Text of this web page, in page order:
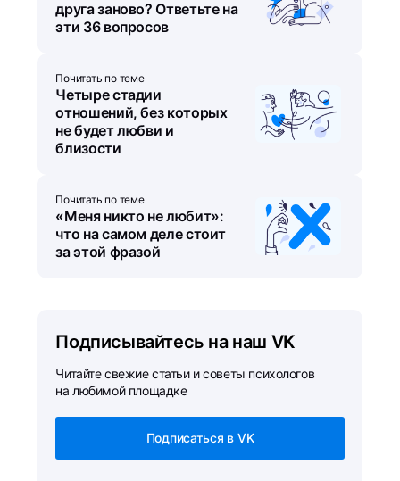
друга заново? Ответьте на
эти 36 вопросов
Почитать по теме
Четыре стадии
отношений, без которых
не будет любви и
близости
Почитать по теме
«Меня никто не любит»:
что на самом деле стоит
за этой фразой
Подписывайтесь на наш VK
Читайте свежие статьи и советы психологов
на любимой площадке
Подписаться в VK